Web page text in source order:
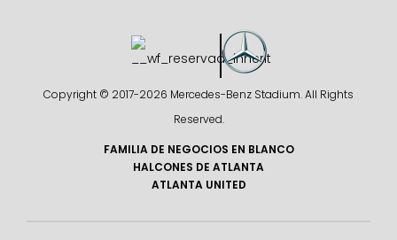
Copyright © 2017-2026 Mercedes-Benz Stadium. All Rights
Reserved.
FAMILIA DE NEGOCIOS EN BLANCO
HALCONES DE ATLANTA
ATLANTA UNITED